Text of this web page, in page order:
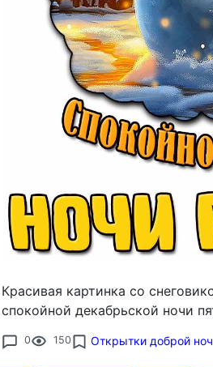
Красивая картинка со
спокойной декабрьской ночи
0 150 Открытки доброй